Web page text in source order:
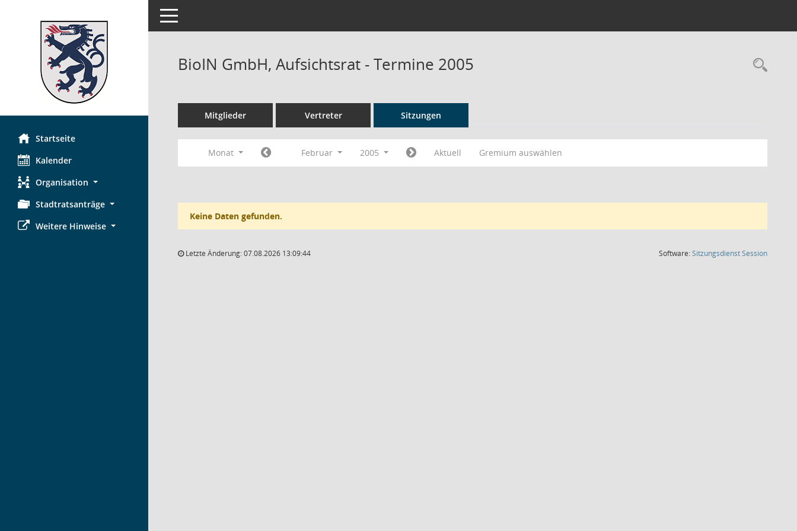
Startseite
Kalender
Organisation
Stadtratsanträge
Weitere Hinweise
Toggle navigation
BioIN GmbH, Aufsichtsrat - Termine 2005
Mitglieder Vertreter Sitzungen
Monat Februar 2005 Aktuell Gremium auswählen
Keine Daten gefunden.
Letzte Änderung: 07.08.2026 13:09:44 Software:SitzungsdienstSession(Wird in